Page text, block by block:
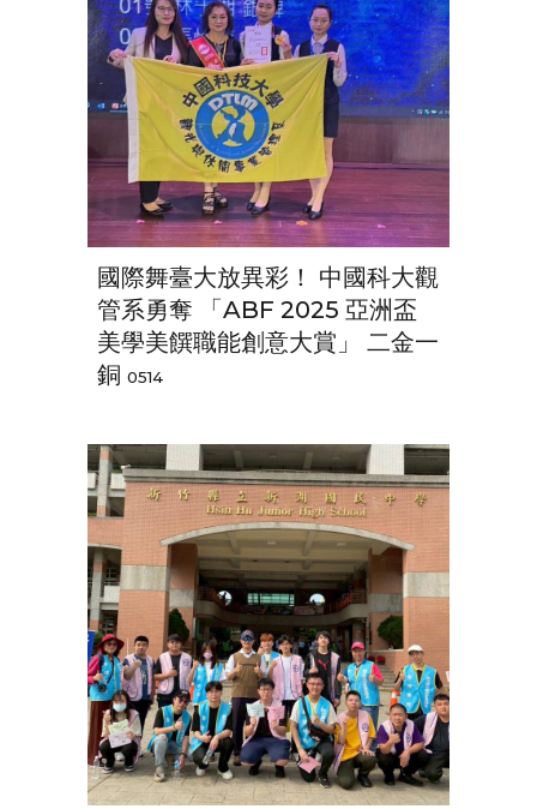
國際舞臺大放異彩！ 中國科大觀
管系勇奪 「ABF 2025 亞洲盃
美學美饌職能創意大賞」 二金一
銅0514